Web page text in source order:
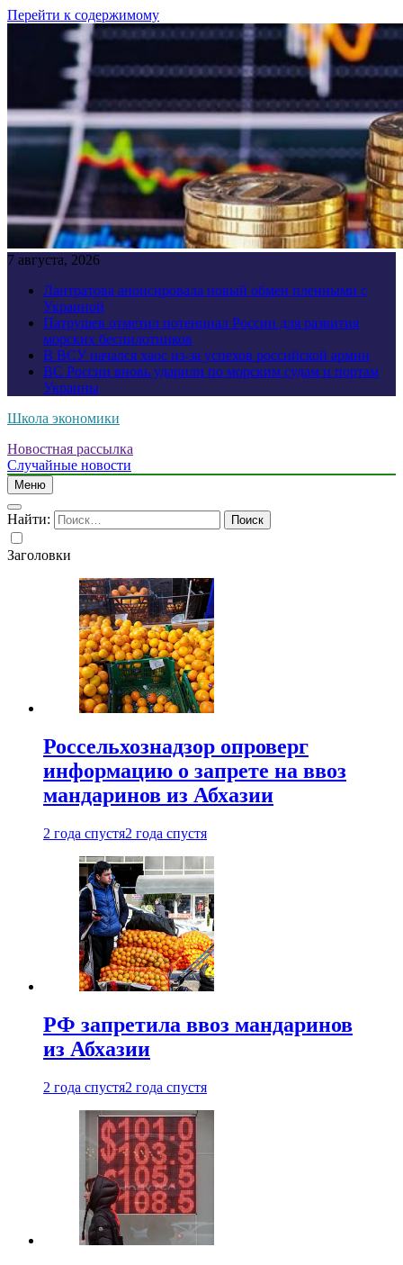
Перейти к содержимому
7 августа, 2026
Лантратова анонсировала новый обмен пленными с
Украиной
Патрушев отметил потенциал России для развития
морских беспилотников
В ВСУ начался хаос из-за успехов российской армии
ВС России вновь ударили по морским судам и портам
Украины
Школа экономики
Новостная рассылка
Случайные новости
Меню
Найти:
Заголовки
Россельхознадзор опроверг
информацию о запрете на ввоз
мандаринов из Абхазии
2 года спустя2 года спустя
РФ запретила ввоз мандаринов
из Абхазии
2 года спустя2 года спустя